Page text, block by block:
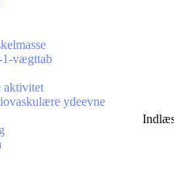
vægttab
aktivitet
ydeevne